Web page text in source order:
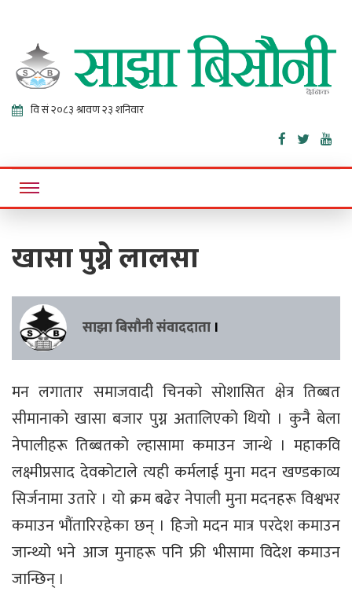
Sajha
Bisaunee
Online News Portal
खासा पुग्ने लालसा
साझा बिसौनी संवाददाता ।
मन लगातार समाजवादी चिनको सोशासित क्षेत्र तिब्बत
सीमानाको खासा बजार पुग्न अतालिएको थियो । कुनै बेला
नेपालीहरू तिब्बतको ल्हासामा कमाउन जान्थे । महाकवि
लक्ष्मीप्रसाद देवकोटाले त्यही कर्मलाई मुना मदन खण्डकाव्य
सिर्जनामा उतारे । यो क्रम बढेर नेपाली मुना मदनहरू विश्वभर
कमाउन भौंतारिरहेका छन् । हिजो मदन मात्र परदेश कमाउन
जान्थ्यो भने आज मुनाहरू पनि फ्री भीसामा विदेश कमाउन
जान्छिन् ।